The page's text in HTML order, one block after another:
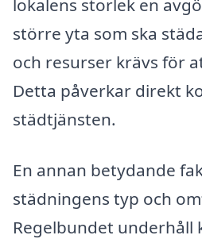
lokalens storlek en
större yta som ska
och resurser krävs för
Detta påverkar direkt
städtjänsten.
En annan betydande
städningens typ och
Regelbundet underhåll